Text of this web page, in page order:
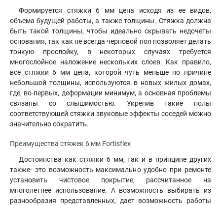
Формируется стяжки 6 мм цена исходя из ее видов,
объема будущей работы, а также толщины. Стяжка должна
быть такой толщины, чтобы идеально скрывать недочеты
основания, так как не всегда черновой пол позволяет делать
тонкую прослойку, в некоторых случаях требуется
многослойное наложение нескольких слоев. Как правило,
все стяжки 6 мм цена, которой чуть меньше по причине
небольшой толщины, используются в новых жилых домах,
где, во-первых, деформации минимум, а основная проблемы
связаны со слышимостью. Укрепив такие полы
соответствующей стяжки звуковые эффекты соседей можно
значительно сократить.
Преимущества стяжек 6 мм Fortisflex
Достоинства как стяжки 6 мм, так и в принципе других
также- это возможность максимально удобно при ремонте
установить чистовое покрытие, рассчитанное на
многолетнее использование. А возможность выбирать из
разнообразия представленных, дает возможность работы